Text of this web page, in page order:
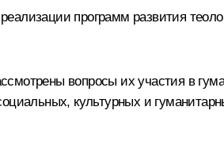
программ развития
вопросы их участия в
культурных и